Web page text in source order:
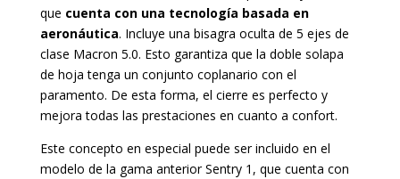
que cuenta con una tecnología basada en
aeronáutica. Incluye una bisagra oculta de 5 ejes de
clase Macron 5.0. Esto garantiza que la doble solapa
de hoja tenga un conjunto coplanario con el
paramento. De esta forma, el cierre es perfecto y
mejora todas las prestaciones en cuanto a confort.
Este concepto en especial puede ser incluido en el
modelo de la gama anterior Sentry 1, que cuenta con